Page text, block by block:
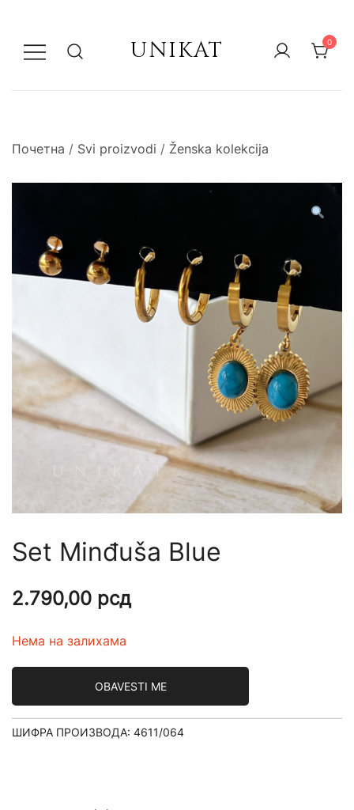
UNIKAT 0
Почетна / Svi proizvodi / Ženska kolekcija
Set Minđuša Blue
2.790,00 рсд
Нема на залихама
OBAVESTI ME
ШИФРА ПРОИЗВОДА: 4611/064